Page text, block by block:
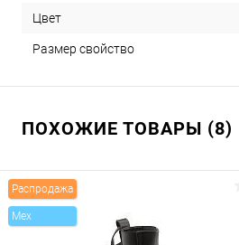
Цвет
Размер свойство
ПОХОЖИЕ ТОВАРЫ (8)
Распродажа
Mex